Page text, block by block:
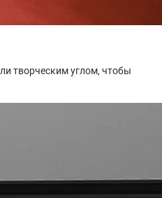
творческим углом, чтобы